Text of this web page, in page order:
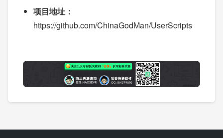
项目地址：
https://github.com/ChinaGodMan/UserScripts